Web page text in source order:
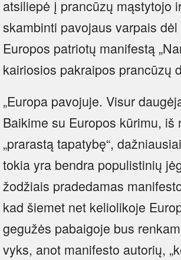
atsiliepė į prancūzų mąstytojo
skambinti pavojaus varpais
Europos patriotų manifestą
kairiosios pakraipos prancūzų
„Europa pavojuje. Visur
Baikime su Europos kūrimu, iš
„prarastą tapatybę“,
tokia yra bendra populistinių
žodžiais pradedamas
kad šiemet net keliolikoje
gegužės pabaigoje bus
vyks, anot manifesto autorių,